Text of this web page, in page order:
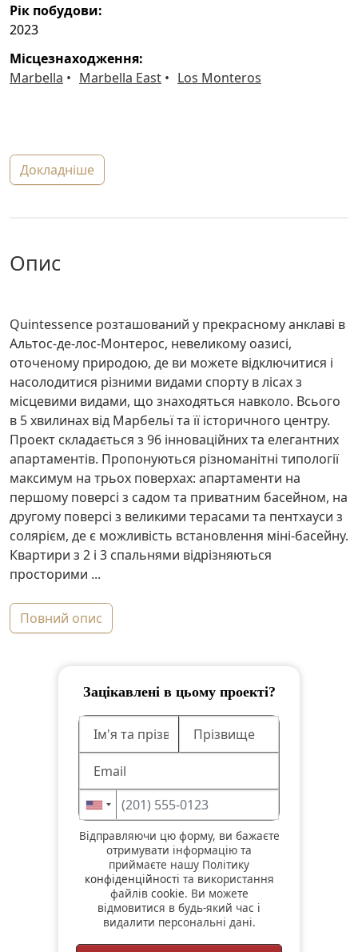
рік побудови:
2023
місцезнаходження:
Marbella
Marbella East Los Monteros
докладніше
опис
Quintessence розташований у прекрасному анклаві в
Альтос-де-лос-Монтерос, невеликому оазисі,
оточеному природою, де ви можете відключитися і
насолодитися різними видами спорту в лісах з
місцевими видами, що знаходяться навколо. Всього
в 5 хвилинах від Марбельї та її історичного центру.
Проект складається з 96 інноваційних та елегантних
апартаментів. Пропонуються різноманітні типології
максимум на трьох поверхах: апартаменти на
першому поверсі з садом та приватним басейном, на
другому поверсі з великими терасами та пентхауси з
солярієм, де є можливість встановлення міні-басейну.
Квартири з 2 і 3 спальнями відрізняються
просторими ...
повний опис
Зацікавлені в цьому проекті?
Відправляючи цю форму, ви бажаєте
отримувати інформацію та
приймаєте нашу Політику
конфіденційності та використання
файлів cookie. Ви можете
відмовитися в будь-який час і
видалити персональні дані.